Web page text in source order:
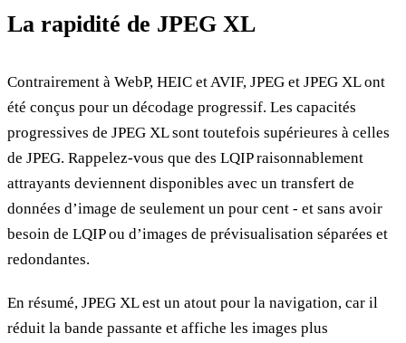
La rapidité de JPEG XL
Contrairement à WebP, HEIC et AVIF, JPEG et JPEG XL ont
été conçus pour un décodage progressif. Les capacités
progressives de JPEG XL sont toutefois supérieures à celles
de JPEG. Rappelez-vous que des LQIP raisonnablement
attrayants deviennent disponibles avec un transfert de
données d’image de seulement un pour cent - et sans avoir
besoin de LQIP ou d’images de prévisualisation séparées et
redondantes.
En résumé, JPEG XL est un atout pour la navigation, car il
réduit la bande passante et affiche les images plus